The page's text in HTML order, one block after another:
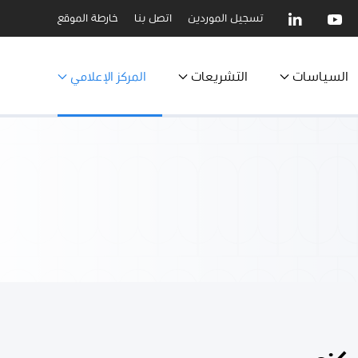
تسجيل الموردين اتصل بنا خارطة الموقع
السياسات التشريعات المركز الإعلامي